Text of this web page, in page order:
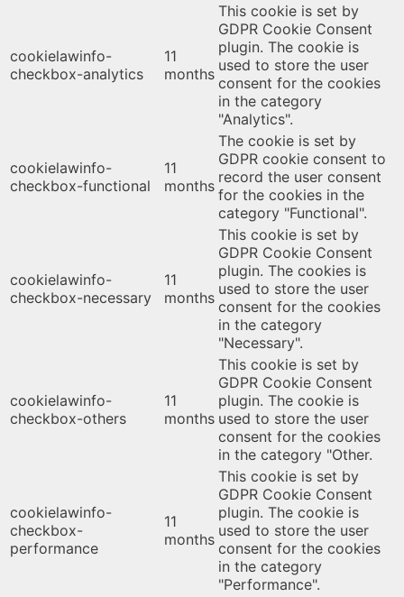
cookielawinfo-
checkbox-analytics
11
months
This cookie is set by
GDPR Cookie Consent
plugin. The cookie is
used to store the user
consent for the cookies
in the category
"Analytics".
cookielawinfo-
checkbox-functional
11
months
The cookie is set by
GDPR cookie consent to
record the user consent
for the cookies in the
category "Functional".
cookielawinfo-
checkbox-necessary
11
months
This cookie is set by
GDPR Cookie Consent
plugin. The cookies is
used to store the user
consent for the cookies
in the category
"Necessary".
cookielawinfo-
checkbox-others
11
months
This cookie is set by
GDPR Cookie Consent
plugin. The cookie is
used to store the user
consent for the cookies
in the category "Other.
cookielawinfo-
checkbox-
performance
11
months
This cookie is set by
GDPR Cookie Consent
plugin. The cookie is
used to store the user
consent for the cookies
in the category
"Performance".